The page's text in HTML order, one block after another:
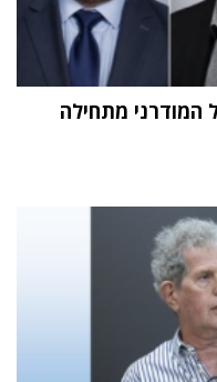
המודרני מתחילה